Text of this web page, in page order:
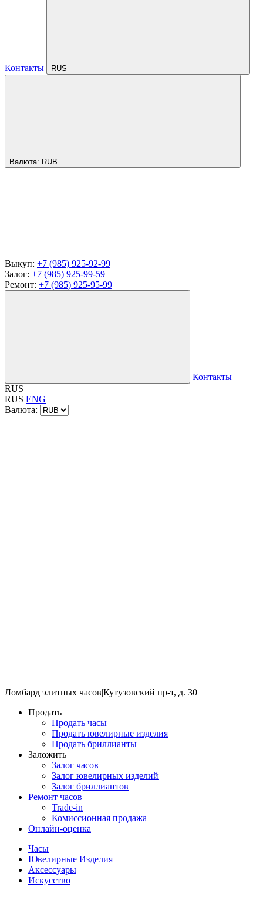
Контакты RUS
Валюта: RUB
Выкуп: +7 (985) 925-92-99
Залог: +7 (985) 925-99-59
Ремонт: +7 (985) 925-95-99
Контакты
RUS
RUS ENG
Валюта:
Ломбард элитных часов|Кутузовский пр-т, д. 30
Продать
Продать часы
Продать ювелирные изделия
Продать бриллианты
Заложить
Залог часов
Залог ювелирных изделий
Залог бриллиантов
Ремонт часов
Trade-in
Комиссионная продажа
Онлайн-оценка
Часы
Ювелирные Изделия
Аксессуары
Искусство